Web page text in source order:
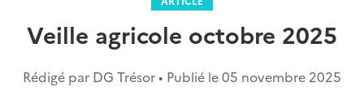
Veille agricole octobre 2025
Rédigé par DG Trésor • Publié le05 novembre 2025